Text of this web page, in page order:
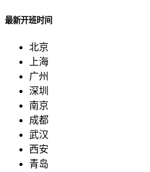
最新开班时间
北京
上海
广州
深圳
南京
成都
武汉
西安
青岛